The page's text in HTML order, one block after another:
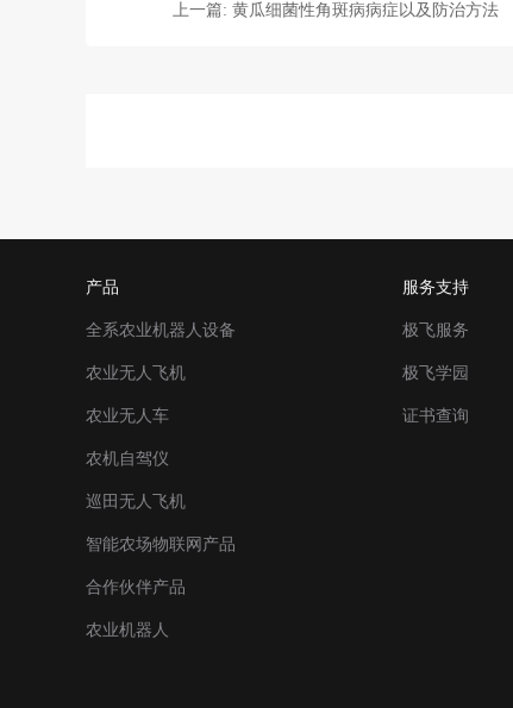
上一篇: 黄瓜细菌性角斑病病症以及防治方法
产品
全系农业机器人设备
农业无人飞机
农业无人车
农机自驾仪
巡田无人飞机
智能农场物联网产品
合作伙伴产品
农业机器人
服务支持
极飞服务
极飞学园
证书查询